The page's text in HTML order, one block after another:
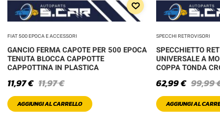
FIAT 500 EPOCA E ACCESSORI
GANCIO FERMA CAPOTE PER 500 EPOCA
TENUTA BLOCCA CAPPOTTE
CAPPOTTINA IN PLASTICA
11,97€
11,97€
AGGIUNGI AL CARRELLO
SPECCHI RETROVISORI
SPECCHIETTO
UNIVERSALE A
COPPA TONDA
99,99
62,99€
AGGIUNGI AL